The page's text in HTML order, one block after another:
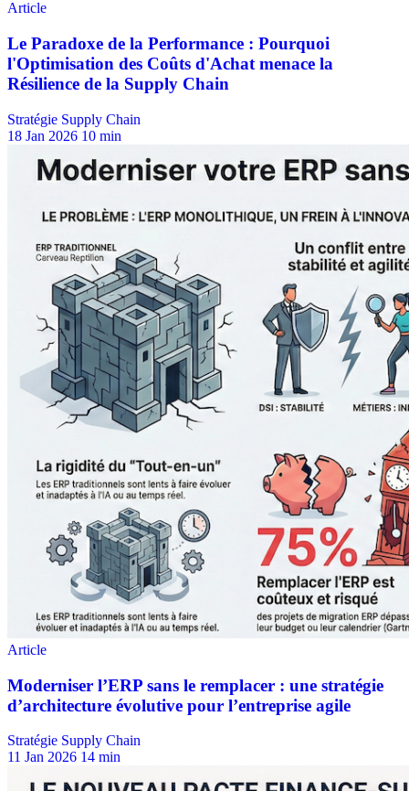
Stratégie Supply Chain
18 Jan 2026 10 min
Stratégie Supply Chain
11 Jan 2026 14 min